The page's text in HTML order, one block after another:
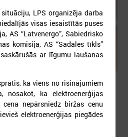
tirgotāji
LPS organizēja darba
visas iesaistītās puses
AS “Latvenergo”, Sabiedrisko
komisija, AS “Sadales tīkls”
ar līgumu laušanas
ka viens no risinājumiem
nosakot, ka elektroenerģijas
nepārsniedz biržas cenu
elektroenerģijas piegādes